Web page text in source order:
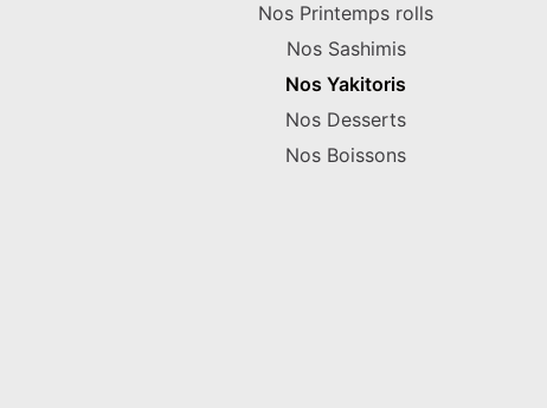
Nos Printemps rolls
Nos Sashimis
Nos Yakitoris
Nos Desserts
Nos Boissons